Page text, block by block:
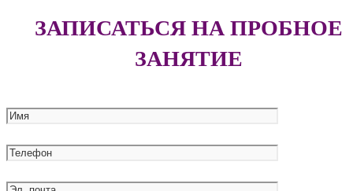
ЗАПИСАТЬСЯ НА ПРОБНОЕ
ЗАНЯТИЕ